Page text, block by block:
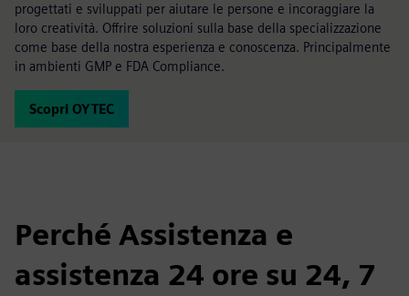
progettati e sviluppati per aiutare le persone e incoraggiare la
loro creatività. Offrire soluzioni sulla base della specializzazione
come base della nostra esperienza e conoscenza. Principalmente
in ambienti GMP e FDA Compliance.
Scopri OYTEC
Perché Assistenza e
assistenza 24 ore su 24, 7